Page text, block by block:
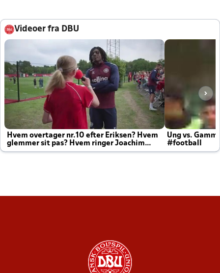
Videoer fra DBU
Hvem overtager nr.10 efter Eriksen? Hvem
glemmer sit pas? Hvem ringer Joachim
altid til efter kampe?
Ung vs.
#football